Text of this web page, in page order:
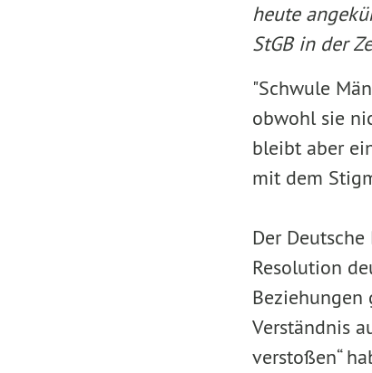
heute
StGB in der
"Schwule
obwohl sie
bleibt aber
mit dem
Der
Resolution
Beziehungen
Verständnis
verstoßen“